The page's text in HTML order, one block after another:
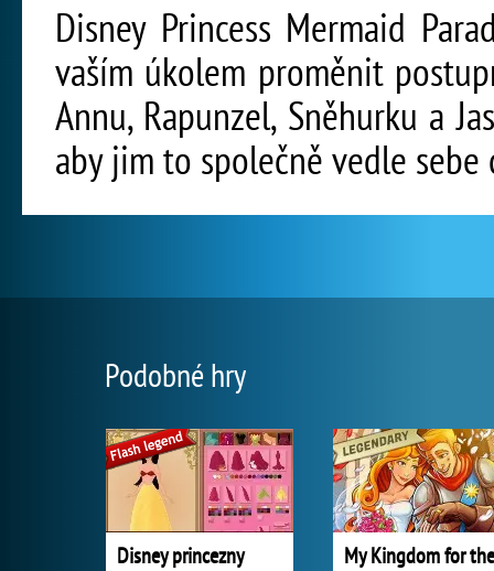
Disney Princess Mermaid
vaším úkolem proměnit
Annu, Rapunzel, Sněhurku a
aby jim to společně vedle sebe
Podobné hry
Disney princezny